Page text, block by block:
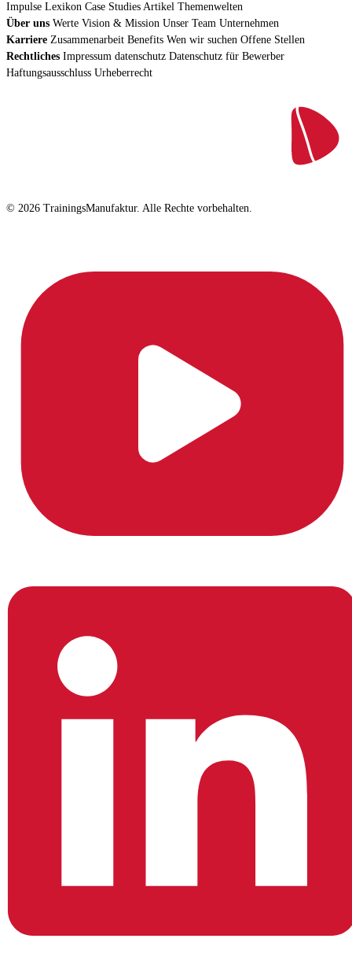
Impulse Lexikon Case Studies Artikel Themenwelten
Über uns Werte Vision & Mission Unser Team Unternehmen
Karriere Zusammenarbeit Benefits Wen wir suchen Offene Stellen
Rechtliches Impressum datenschutz Datenschutz für Bewerber
Haftungsausschluss Urheberrecht
© 2026 TrainingsManufaktur. Alle Rechte vorbehalten.